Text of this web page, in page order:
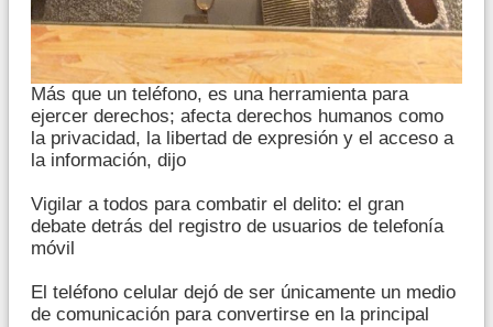
Más que un teléfono, es una herramienta para
ejercer derechos; afecta derechos humanos como
la privacidad, la libertad de expresión y el acceso a
la información, dijo
Vigilar a todos para combatir el delito: el gran
debate detrás del registro de usuarios de telefonía
móvil
El teléfono celular dejó de ser únicamente un medio
de comunicación para convertirse en la principal